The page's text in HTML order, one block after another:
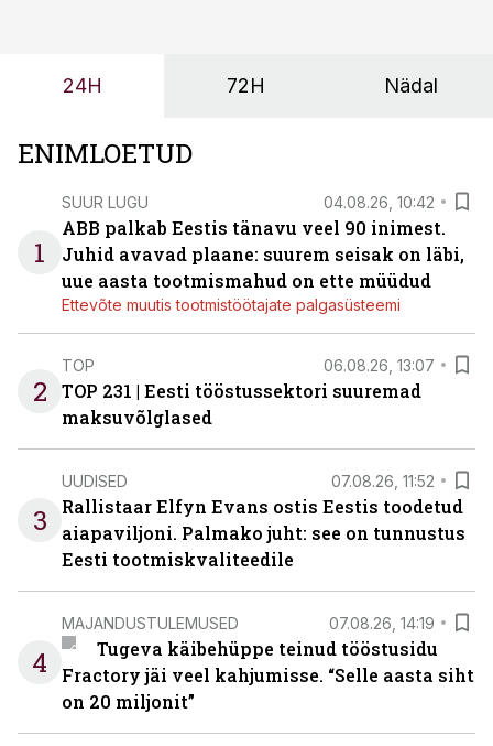
24H 72H Nädal
ENIMLOETUD
1
SUUR LUGU 04.08.26, 10:42
ABB palkab Eestis tänavu veel 90 inimest.
Juhid avavad plaane: suurem seisak on läbi,
uue aasta tootmismahud on ette müüdud
Ettevõte muutis tootmistöötajate palgasüsteemi
2
TOP 06.08.26, 13:07
TOP 231 | Eesti tööstussektori suuremad
maksuvõlglased
3
UUDISED 07.08.26, 11:52
Rallistaar Elfyn Evans ostis Eestis toodetud
aiapaviljoni. Palmako juht: see on tunnustus
Eesti tootmiskvaliteedile
4
MAJANDUSTULEMUSED 07.08.26, 14:19
Tugeva käibehüppe teinud tööstusidu
Fractory jäi veel kahjumisse. “Selle aasta siht
on 20 miljonit”